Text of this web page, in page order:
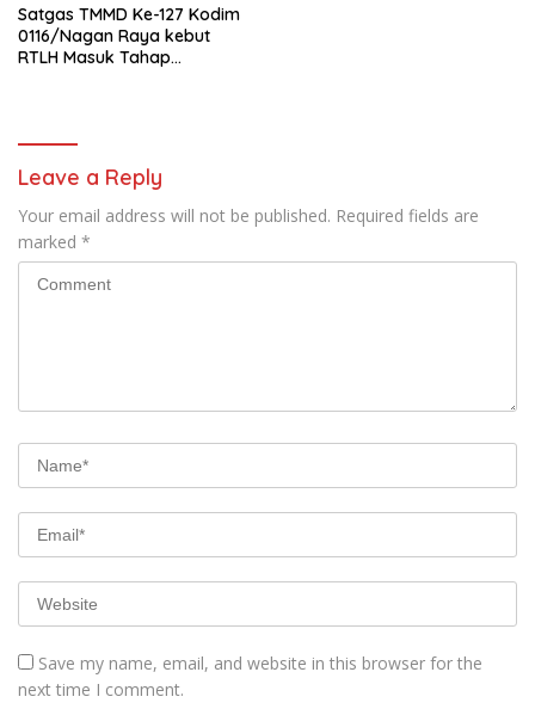
Satgas TMMD Ke-127 Kodim
0116/Nagan Raya kebut
RTLH Masuk Tahap
Leave a Reply
Your email address will not be published. Required fields are
marked *
Save my name, email, and website in this browser for the
next time I comment.